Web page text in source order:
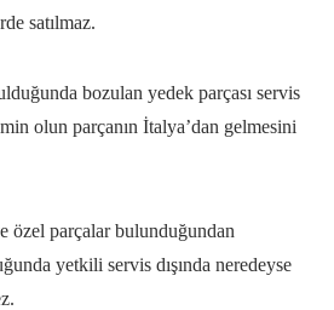
satılmaz.
bozulan yedek parçası servis
olun parçanın İtalya’dan gelmesini
özel parçalar bulunduğundan
yetkili servis dışında neredeyse